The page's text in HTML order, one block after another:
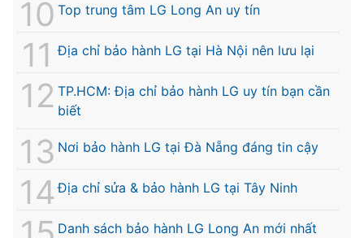
Top trung tâm LG Long An uy tín
Địa chỉ bảo hành LG tại Hà Nội nên lưu lại
TP.HCM: Địa chỉ bảo hành LG uy tín bạn cần
biết
Nơi bảo hành LG tại Đà Nẵng đáng tin cậy
Địa chỉ sửa & bảo hành LG tại Tây Ninh
Danh sách bảo hành LG Long An mới nhất